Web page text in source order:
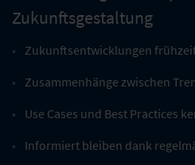
Zukunftsgestaltung
Zukunftsentwicklungen
Zusammenhänge zwischen
Use Cases und Best Practices
Informiert bleiben dank